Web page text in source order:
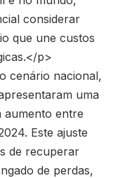
considerar
que une custos
p>
cenário nacional,
uma
aumento entre
Este ajuste
de recuperar
de perdas,